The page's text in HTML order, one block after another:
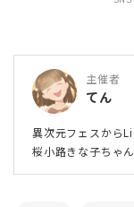
主催者
てん
異次元フェスから
桜小路きな子ちゃ